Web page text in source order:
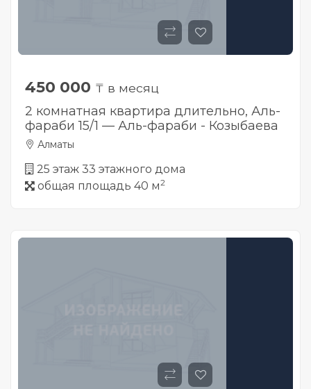
450 000 ₸ в месяц
2 комнатная квартира длительно, Аль-
фараби 15/1 — Аль-фараби - Козыбаева
Алматы
25 этаж 33 этажного дома
общая площадь 40 м2